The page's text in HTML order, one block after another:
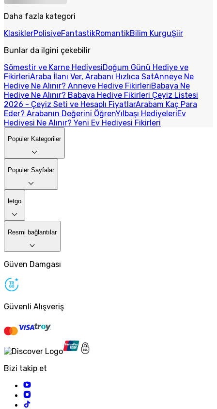
Daha fazla kategori
KlasiklerPolisiyeFantastikRomantikBilim KurguŞiir
Bunlar da ilgini çekebilir
Sömestir ve Karne HediyesiDoğum Günü Hediye ve
FikirleriAraba İlanı Ver, Arabanı Hızlıca SatAnneye Ne
Hediye Ne Alınır? Anneye Hediye FikirleriBabaya Ne
Hediye Ne Alınır? Babaya Hediye Fikirleri Çeyiz Listesi
2026 - Çeyiz Seti ve Hesaplı FiyatlarArabam Kaç Para
Eder? Arabanın Değerini ÖğrenYılbaşı HediyeleriEv
Hediyesi Ne Alınır? Yeni Ev Hediyesi Fikirleri
Popüler Kategoriler
Popüler Sayfalar
letgo
Resmi bağlantılar
Güven Damgası
Güvenli Alışveriş
Bizi takip et